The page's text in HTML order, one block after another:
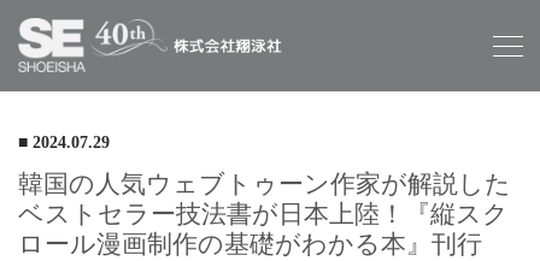
■ 2024.07.29
韓国の人気ウェブトゥーン作家が解説した
ベストセラー技法書が日本上陸！『縦スク
ロール漫画制作の基礎がわかる本』刊行